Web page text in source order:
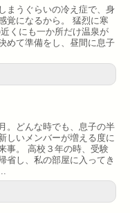
まうぐらいの冷え症で、身
覚になるから。 猛烈に寒
くにも一か所だけ温泉が
めて準備をし、昼間に息子
。どんな時でも、息子の半
しいメンバーが増える度に
事。 高校３年の時、受験
省し、私の部屋に入ってき